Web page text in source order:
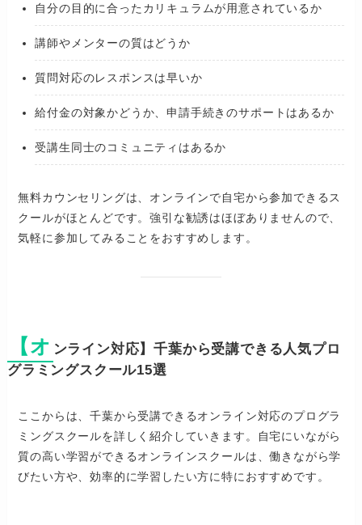
自分の目的に合ったカリキュラムが用意されているか
講師やメンターの質はどうか
質問対応のレスポンスは早いか
給付金の対象かどうか、申請手続きのサポートはあるか
受講生同士のコミュニティはあるか
無料カウンセリングは、オンラインで自宅から参加できるス
クールがほとんどです。強引な勧誘はほぼありませんので、
気軽に参加してみることをおすすめします。
【オ ンライン対応】千葉から受講できる人気プロ
グラミングスクール15選
ここからは、千葉から受講できるオンライン対応のプログラ
ミングスクールを詳しく紹介していきます。自宅にいながら
質の高い学習ができるオンラインスクールは、働きながら学
びたい方や、効率的に学習したい方に特におすすめです。